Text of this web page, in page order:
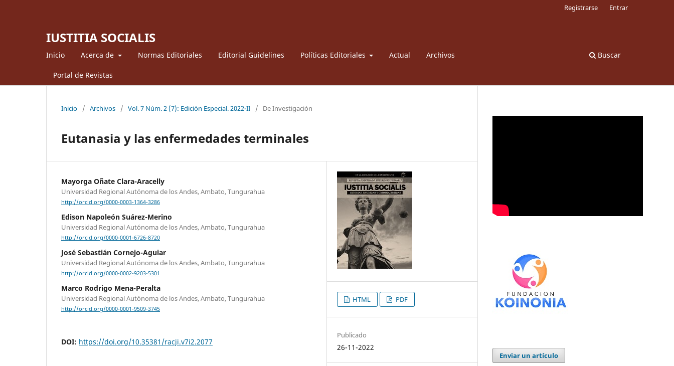
IUSTITIA SOCIALIS
Inicio Acerca de Normas Editoriales Editorial Guidelines Políticas Editoriales Actual Archivos
Portal de Revistas
Buscar
Registrarse Entrar
Inicio / Archivos / Vol. 7 Núm. 2 (7): Edición Especial. 2022-II / De Investigación
Eutanasia y las enfermedades terminales
Mayorga Oñate Clara-Aracelly
Universidad Regional Autónoma de los Andes, Ambato, Tungurahua
http://orcid.org/0000-0003-1364-3286
Edison Napoleón Suárez-Merino
Universidad Regional Autónoma de los Andes, Ambato, Tungurahua
http://orcid.org/0000-0001-6726-8720
José Sebastián Cornejo-Aguiar
Universidad Regional Autónoma de los Andes, Ambato, Tungurahua
http://orcid.org/0000-0002-9203-5301
Marco Rodrigo Mena-Peralta
Universidad Regional Autónoma de los Andes, Ambato, Tungurahua
http://orcid.org/0000-0001-9509-3745
DOI: https://doi.org/10.35381/racji.v7i2.2077
HTML PDF
Publicado
26-11-2022
Enviar un artículo